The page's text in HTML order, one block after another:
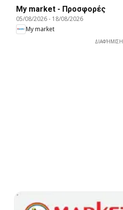
My market - Προσφορές
05/08/2026- 18/08/2026
My market
ΔΙΑΦΉΜΙΣΗ